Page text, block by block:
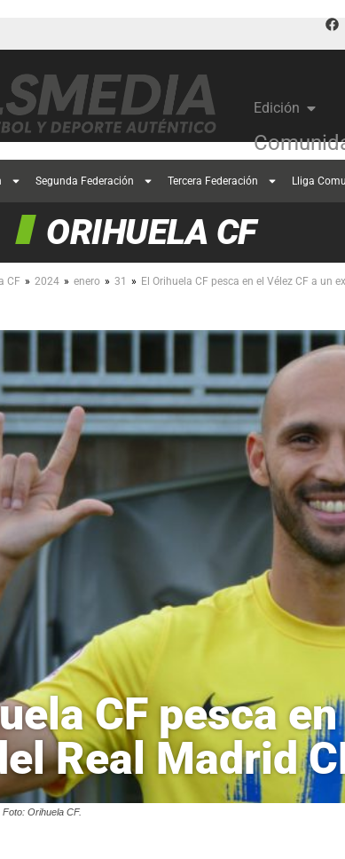
Edición
Segunda Federación Tercera Federación Lliga
ORIHUELA CF
CF » 2024 » enero » 31 » El Orihuela CF pesca en el Vélez CF a un
CF pesca
Real Madrid
Orihuela CF.